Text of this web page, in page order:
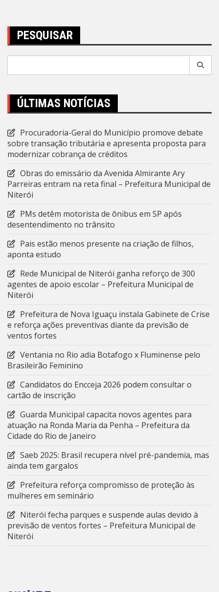
PESQUISAR
ÚLTIMAS NOTÍCIAS
Procuradoria-Geral do Município promove debate
sobre transação tributária e apresenta proposta para
modernizar cobrança de créditos
Obras do emissário da Avenida Almirante Ary
Parreiras entram na reta final – Prefeitura Municipal de
Niterói
PMs detêm motorista de ônibus em SP após
desentendimento no trânsito
Pais estão menos presente na criação de filhos,
aponta estudo
Rede Municipal de Niterói ganha reforço de 300
agentes de apoio escolar – Prefeitura Municipal de
Niterói
Prefeitura de Nova Iguaçu instala Gabinete de Crise
e reforça ações preventivas diante da previsão de
ventos fortes
Ventania no Rio adia Botafogo x Fluminense pelo
Brasileirão Feminino
Candidatos do Encceja 2026 podem consultar o
cartão de inscrição
Guarda Municipal capacita novos agentes para
atuação na Ronda Maria da Penha – Prefeitura da
Cidade do Rio de Janeiro
Saeb 2025: Brasil recupera nível pré-pandemia, mas
ainda tem gargalos
Prefeitura reforça compromisso de proteção às
mulheres em seminário
Niterói fecha parques e suspende aulas devido à
previsão de ventos fortes – Prefeitura Municipal de
Niterói